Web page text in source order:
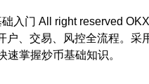
入门 All right reserved OKX
、交易、风控全流程。采
速掌握炒币基础知识。